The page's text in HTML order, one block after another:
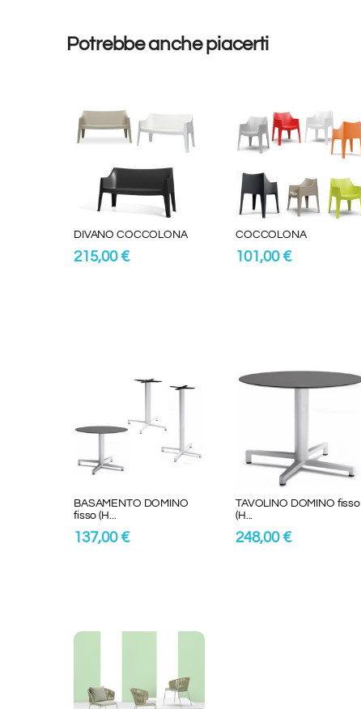
Potrebbe anche piacerti
DIVANO COCCOLONA
215,00 €
COCCOLONA
101,00 €
BASAMENTO DOMINO
fisso (H...
137,00 €
TAVOLINO DOMINO fisso
(H...
248,00 €